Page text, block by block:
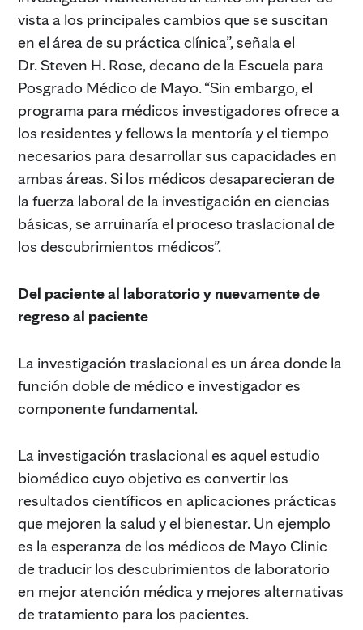
vista a los principales cambios que se suscitan
en el área de su práctica clínica”, señala el
Dr. Steven H. Rose, decano de la Escuela para
Posgrado Médico de Mayo. “Sin embargo, el
programa para médicos investigadores ofrece a
los residentes y fellows la mentoría y el tiempo
necesarios para desarrollar sus capacidades en
ambas áreas. Si los médicos desaparecieran de
la fuerza laboral de la investigación en ciencias
básicas, se arruinaría el proceso traslacional de
los descubrimientos médicos”.
Del paciente al laboratorio y nuevamente de
regreso al paciente
La investigación traslacional es un área donde la
función doble de médico e investigador es
componente fundamental.
La investigación traslacional es aquel estudio
biomédico cuyo objetivo es convertir los
resultados científicos en aplicaciones prácticas
que mejoren la salud y el bienestar. Un ejemplo
es la esperanza de los médicos de Mayo Clinic
de traducir los descubrimientos de laboratorio
en mejor atención médica y mejores alternativas
de tratamiento para los pacientes.